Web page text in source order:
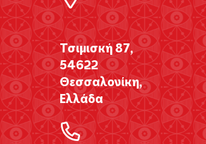
Τσιμισκή 87,
54622
Θεσσαλονίκη,
Ελλάδα